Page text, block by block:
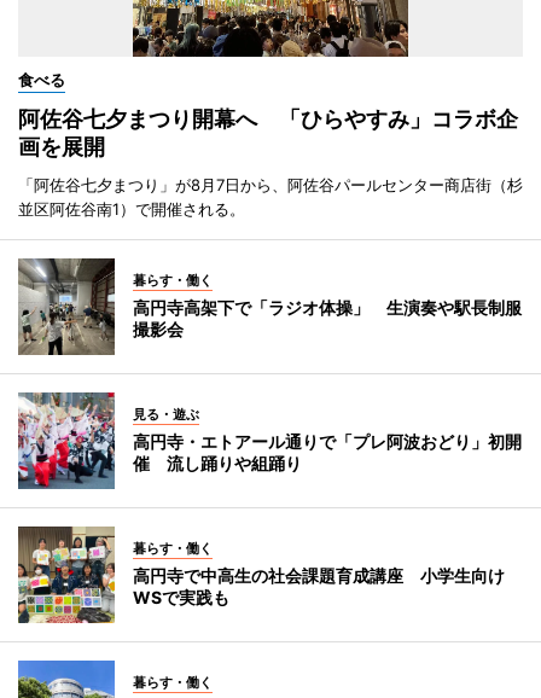
食べる
阿佐谷七夕まつり開幕へ 「ひらやすみ」コラボ企
画を展開
「阿佐谷七夕まつり」が8月7日から、阿佐谷パールセンター商店街（杉
並区阿佐谷南1）で開催される。
暮らす・働く
高円寺高架下で「ラジオ体操」 生演奏や駅長制服
撮影会
見る・遊ぶ
高円寺・エトアール通りで「プレ阿波おどり」初開
催 流し踊りや組踊り
暮らす・働く
高円寺で中高生の社会課題育成講座 小学生向け
WSで実践も
暮らす・働く